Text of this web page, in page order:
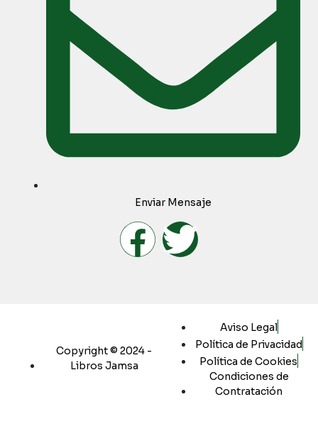
Enviar Mensaje
Copyright © 2024 -
Libros Jamsa
Aviso Legal
Política de Privacidad
Política de Cookies
Condiciones de
Contratación